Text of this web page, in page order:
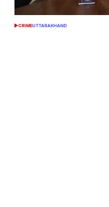
POSTED
CRIMEUTTARAKHAND